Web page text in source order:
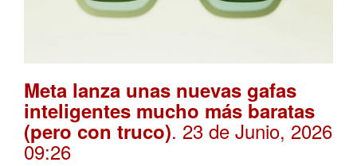
Meta lanza unas nuevas gafas
inteligentes mucho más baratas
(pero con truco). 23 de Junio, 2026
09:26